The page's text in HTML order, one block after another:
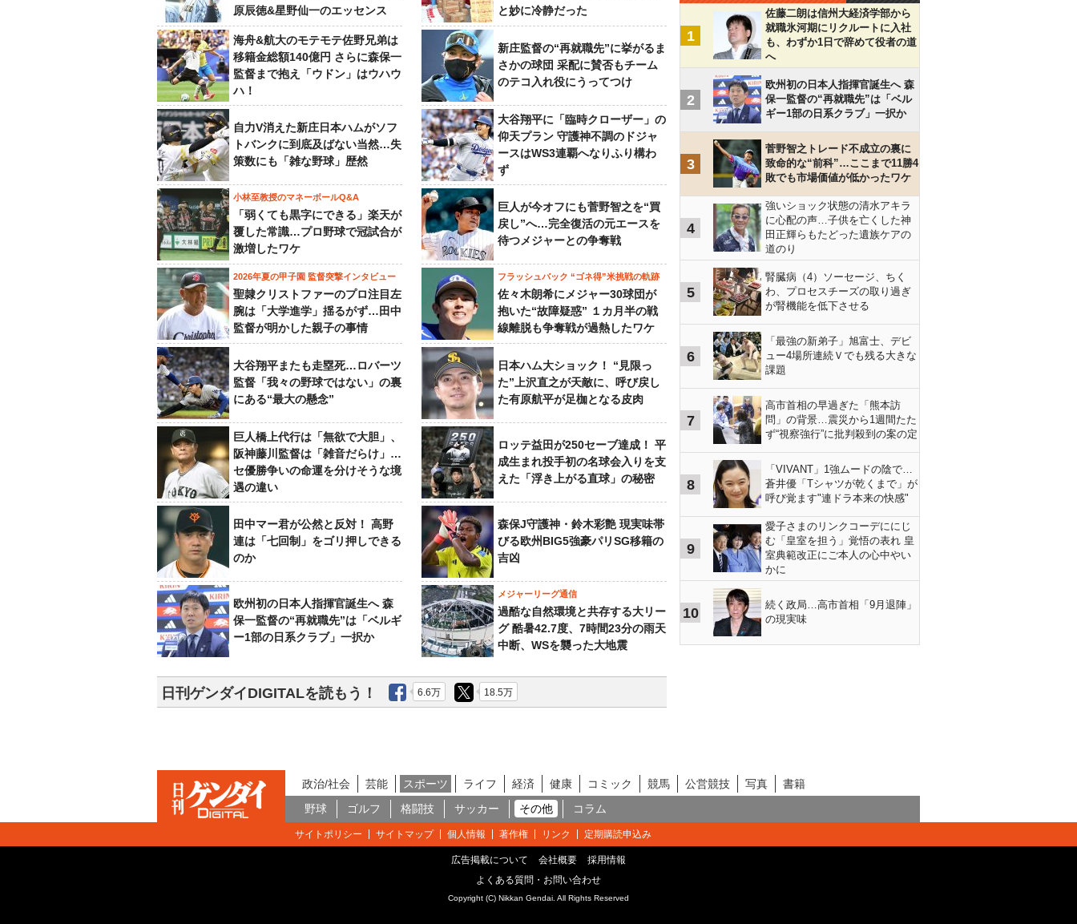
原辰徳&星野仙一のエッセンス
と妙に冷静だった
海舟&航大のモテモテ佐野兄弟は
移籍金総額140億円 さらに森保一
監督まで抱え「ウドン」はウハウ
ハ！
新庄監督の“再就職先”に挙がるま
さかの球団 采配に賛否もチーム
のテコ入れ役にうってつけ
自力V消えた新庄日本ハムがソフ
トバンクに到底及ばない当然…失
策数にも「雑な野球」歴然
大谷翔平に「臨時クローザー」の
仰天プラン 守護神不調のドジャ
ースはWS3連覇へなりふり構わ
ず
小林至教授のマネーボールQ&A
「弱くても黒字にできる」楽天が
覆した常識…プロ野球で冠試合が
激増したワケ
巨人が今オフにも菅野智之を“買
戻し”へ…完全復活の元エースを
待つメジャーとの争奪戦
2026年夏の甲子園 監督突撃インタビュー
聖隷クリストファーのプロ注目左
腕は「大学進学」揺るがず…田中
監督が明かした親子の事情
フラッシュバック “ゴネ得”米挑戦の軌跡
佐々木朗希にメジャー30球団が
抱いた“故障疑惑” １カ月半の戦
線離脱も争奪戦が過熱したワケ
大谷翔平またも走塁死…ロバーツ
監督「我々の野球ではない」の裏
にある“最大の懸念”
日本ハム大ショック！ “見限っ
た”上沢直之が天敵に、呼び戻し
た有原航平が足枷となる皮肉
巨人橋上代行は「無欲で大胆」、
阪神藤川監督は「雑音だらけ」…
セ優勝争いの命運を分けそうな境
遇の違い
ロッテ益田が250セーブ達成！ 平
成生まれ投手初の名球会入りを支
えた「浮き上がる直球」の秘密
田中マー君が公然と反対！ 高野
連は「七回制」をゴリ押しできる
のか
森保J守護神・鈴木彩艶 現実味帯
びる欧州BIG5強豪パリSG移籍の
吉凶
欧州初の日本人指揮官誕生へ 森
保一監督の“再就職先”は「ベルギ
ー1部の日系クラブ」一択か
メジャーリーグ通信
過酷な自然環境と共存する大リー
グ 酷暑42.7度、7時間23分の雨天
中断、WSを襲った大地震
日刊ゲンダイDIGITALを読もう！ 6.6万 18.5万
1
佐藤二朗は信州大経済学部から
就職氷河期にリクルートに入社
も、わずか1日で辞めて役者の道
へ
2
欧州初の日本人指揮官誕生へ 森
保一監督の“再就職先”は「ベル
ギー1部の日系クラブ」一択か
3
菅野智之トレード不成立の裏に
致命的な“前科”…ここまで11勝4
敗でも市場価値が低かったワケ
4
強いショック状態の清水アキラ
に心配の声…子供を亡くした神
田正輝らもたどった遺族ケアの
道のり
5
腎臓病（4）ソーセージ、ちく
わ、プロセスチーズの取り過ぎ
が腎機能を低下させる
6
「最強の新弟子」旭富士、デビ
ュー4場所連続Ｖでも残る大きな
課題
7
高市首相の早過ぎた「熊本訪
問」の背景…震災から1週間たた
ず“視察強行”に批判殺到の案の定
8
「VIVANT」1強ムードの陰で…
蒼井優「Tシャツが乾くまで」が
呼び覚ます"連ドラ本来の快感"
9
愛子さまのリンクコーデににじ
む「皇室を担う」覚悟の表れ 皇
室典範改正にご本人の心中やい
かに
10
続く政局…高市首相「9月退陣」
の現実味
政治/社会 芸能 スポーツ ライフ 経済 健康 コミック 競馬 公営競技 写真
書籍
野球
ゴルフ 格闘技 サッカー その他 コラム
サイトポリシー サイトマップ 個人情報 著作権 リンク 定期購読申込み
広告掲載について 会社概要
採用情報
よくある質問・お問い合わせ
Copyright (C) Nikkan Gendai. All Rights Reserved